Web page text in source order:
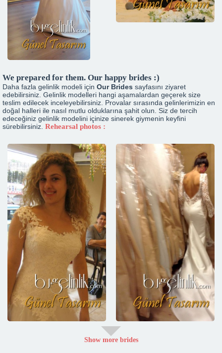
We prepared for them. Our happy brides :)
Daha fazla gelinlik modeli için Our Brides sayfasını ziyaret
edebilirsiniz. Gelinlik modelleri hangi aşamalardan geçerek size
teslim edilecek inceleyebilirsiniz. Provalar sırasında gelinlerimizin en
doğal halleri ile nasıl mutlu olduklarına şahit olun. Siz de tercih
edeceğiniz gelinlik modelini içinize sinerek giymenin keyfini
sürebilirsiniz. Rehearsal photos :
Show more brides